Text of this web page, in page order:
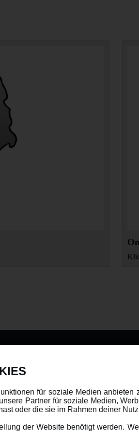
Cookie Einstellungen
LANGUAGE
für soziale Medien
Partner für soziale Medien,
oder die sie im Rahmen deiner
der Website benötigt werden.